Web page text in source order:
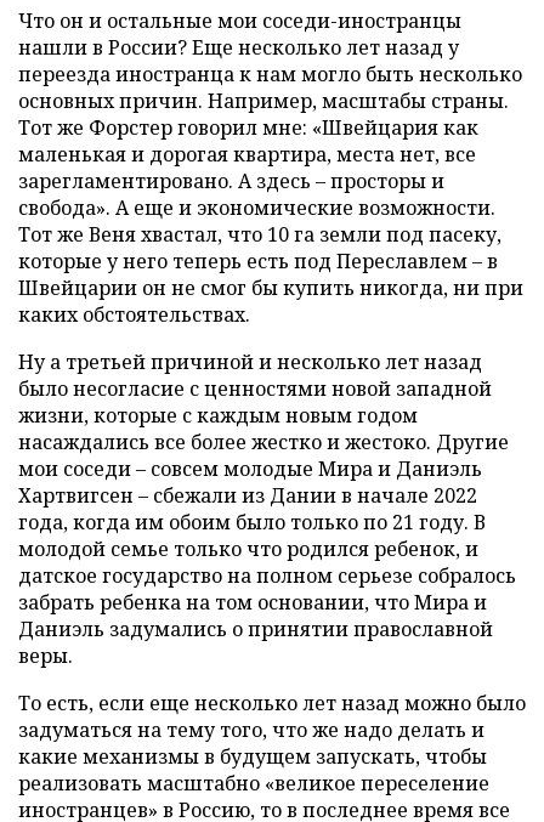
Что он и остальные мои соседи-иностранцы
нашли в России? Еще несколько лет назад у
переезда иностранца к нам могло быть несколько
основных причин. Например, масштабы страны.
Тот же Форстер говорил мне: «Швейцария как
маленькая и дорогая квартира, места нет, все
зарегламентировано. А здесь – просторы и
свобода». А еще и экономические возможности.
Тот же Веня хвастал, что 10 га земли под пасеку,
которые у него теперь есть под Переславлем – в
Швейцарии он не смог бы купить никогда, ни при
каких обстоятельствах.
Ну а третьей причиной и несколько лет назад
было несогласие с ценностями новой западной
жизни, которые с каждым новым годом
насаждались все более жестко и жестоко. Другие
мои соседи – совсем молодые Мира и Даниэль
Хартвигсен – сбежали из Дании в начале 2022
года, когда им обоим было только по 21 году. В
молодой семье только что родился ребенок, и
датское государство на полном серьезе собралось
забрать ребенка на том основании, что Мира и
Даниэль задумались о принятии православной
веры.
То есть, если еще несколько лет назад можно было
задуматься на тему того, что же надо делать и
какие механизмы в будущем запускать, чтобы
реализовать масштабно «великое переселение
иностранцев» в Россию, то в последнее время все